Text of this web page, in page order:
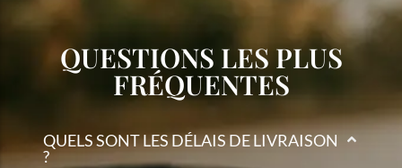
QUESTIONS LES PLUS
FRÉQUENTES
QUELS SONT LES DÉLAIS DE LIVRAISON
?